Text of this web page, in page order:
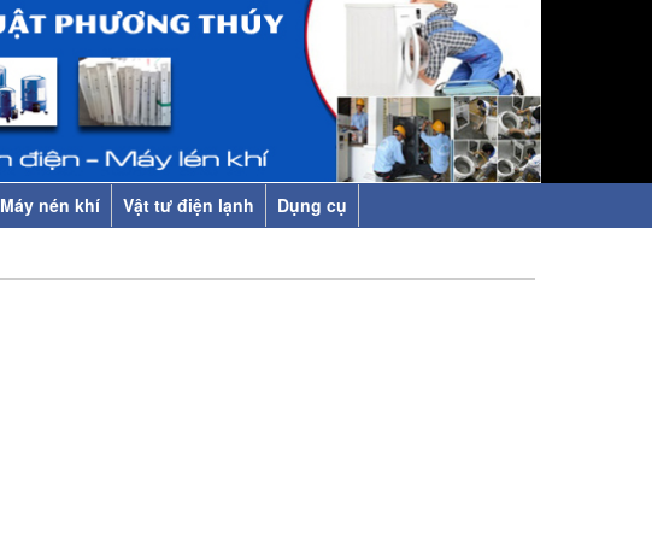
Máy nén khí Vật tư điện lạnh Dụng cụ